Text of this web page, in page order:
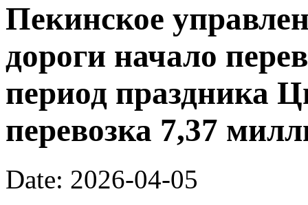
Пекинское
дороги начало
период праздника
перевозка 7,37
Date: 2026-04-05